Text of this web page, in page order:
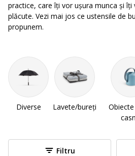
practice, care îți vor ușura munca și
plăcute. Vezi mai jos ce ustensile de
propunem.
Diverse Lavete/bureți
Filtru